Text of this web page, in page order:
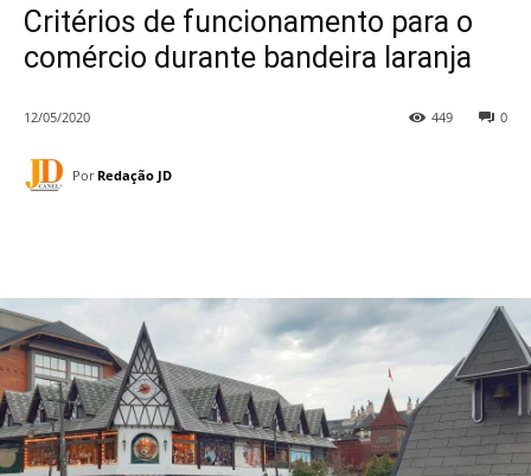
Critérios de funcionamento para o
comércio durante bandeira laranja
12/05/2020 0
449
Por Redação JD